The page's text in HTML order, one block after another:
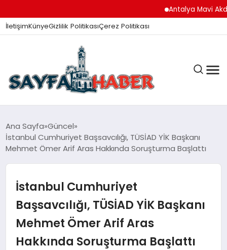
Antalya Mavi
İletişimKünyeGizlilik PolitikasıÇerez Politikası
ANA SAYFA
GÜNDEM
İZMIR HABERLERI
EĞITIM
Ana Sayfa Güncel
İstanbul Cumhuriyet Başsavcılığı, TÜSİAD YİK Başkanı
Mehmet Ömer Arif Aras Hakkında Soruşturma Başlattı
İstanbul Cumhuriyet
Başsavcılığı, TÜSİAD YİK Başkanı
Mehmet Ömer Arif Aras
Hakkında Soruşturma Başlattı